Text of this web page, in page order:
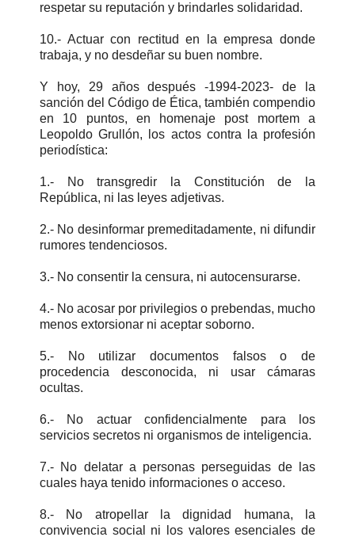
respetar su reputación y brindarles solidaridad.
10.- Actuar con rectitud en la empresa donde
trabaja, y no desdeñar su buen nombre.
Y hoy, 29 años después -1994-2023- de la
sanción del Código de Ética, también compendio
en 10 puntos, en homenaje post mortem a
Leopoldo Grullón, los actos contra la profesión
periodística:
1.- No transgredir la Constitución de la
República, ni las leyes adjetivas.
2.- No desinformar premeditadamente, ni difundir
rumores tendenciosos.
3.- No consentir la censura, ni autocensurarse.
4.- No acosar por privilegios o prebendas, mucho
menos extorsionar ni aceptar soborno.
5.- No utilizar documentos falsos o de
procedencia desconocida, ni usar cámaras
ocultas.
6.- No actuar confidencialmente para los
servicios secretos ni organismos de inteligencia.
7.- No delatar a personas perseguidas de las
cuales haya tenido informaciones o acceso.
8.- No atropellar la dignidad humana, la
convivencia social ni los valores esenciales de